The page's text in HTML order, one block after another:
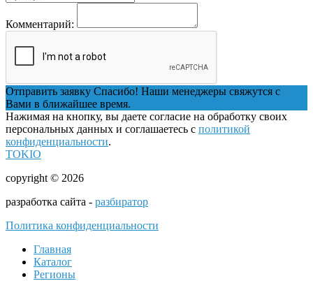
Комментарий:
Отправить заявку Спасибо! Наши менеджеры свяжутся с
Вами в ближайшее время.
Нажимая на кнопку, вы даете согласие на обработку своих
персональных данных и соглашаетесь с политикой
конфиденциальности.
TOKIO
copyright © 2026
разработка сайта - разбиратор
Политика конфиденциальности
Главная
Каталог
Регионы